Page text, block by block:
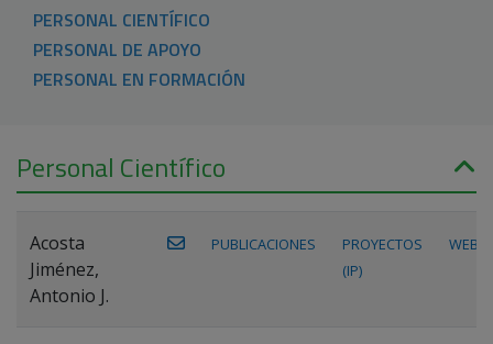
PERSONAL CIENTÍFICO
PERSONAL DE APOYO
PERSONAL EN FORMACIÓN
Personal Científico
Acosta
Jiménez,
Antonio J.
PUBLICACIONES
PROYECTOS
(IP)
WEB